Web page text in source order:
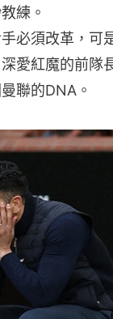
練。
必須改革，可
愛紅魔的前隊
聯的DNA。